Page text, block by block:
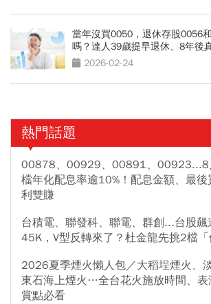
當年沒買0050，退休存股0056
嗎？達人39歲提早退休、8年後
後悔2026-02-24
熱門話題
00878、00929、00891、00923...8
檔年化配息率逾10%！配息金額、最
利雙賺
台積電、聯發科、聯電、群創...台股
45K，V型反轉來了？杜金龍先挑2檔「
2026夏季煙火懶人包／大稻埕煙火、
東石海上煙火…全台花火施放時間、表
賞點必看